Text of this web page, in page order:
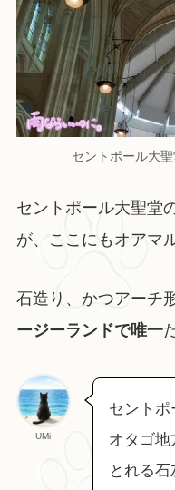
セントポール大
セントポール大聖堂
が、ここにもオアマ
石造り、かつアーチ
ージーランドで唯一
UMi
セントポ
オタゴ
とれる